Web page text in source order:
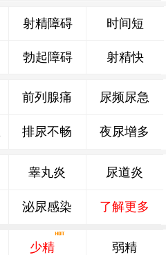
射精障碍
勃起障碍
时间短
射精快
前列腺痛 尿频尿急
排尿不畅 夜尿增多
睾丸炎 尿道炎
泌尿感染 了解更多
少精 弱精